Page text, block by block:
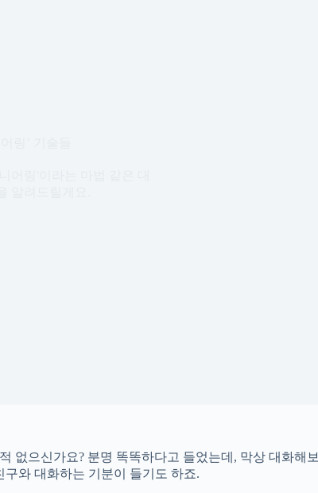
없으신가요? 분명 똑똑하다고 들었는데, 막상 대화해보
와 대화하는 기분이 들기도 하죠.